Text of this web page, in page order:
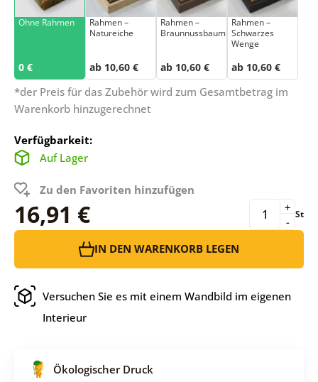
Ohne Rahmen
0 €
Rahmen –
Natureiche
ab 10,60 €
Rahmen –
Braunnussbaum
ab 10,60 €
Rahmen –
Schwarzes
Wenge
ab 10,60 €
*der Preis für das Zubehör wird zum Gesamtbetrag im
Warenkorb hinzugerechnet
Verfügbarkeit:
Auf Lager
Zu den Favoriten hinzufügen
16,91 € -
+ St
IN DEN WARENKORB LEGEN
Versuchen Sie es mit einem Wandbild im eigenen
Interieur
Ökologischer Druck